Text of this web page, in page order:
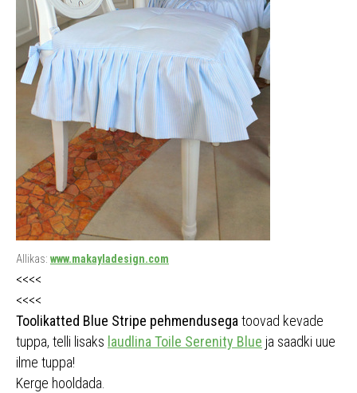
Allikas: www.makayladesign.com
<<<<
<<<<
Toolikatted Blue Stripe pehmendusega toovad kevade
tuppa, telli lisaks laudlina Toile Serenity Blue ja saadki uue
ilme tuppa!
Kerge hooldada.